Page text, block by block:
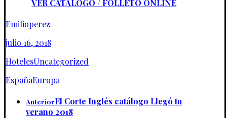
VER CATÁLOGO / FOLLETO ONLINE
Emilioperez
julio 16, 2018
HotelesUncategorized
EspañaEuropa
AnteriorEl Corte Inglés catálogo Llegó tu
verano 2018